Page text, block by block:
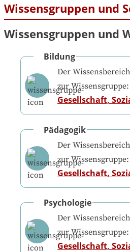
Wissensgruppen und
Wissensgruppen und
Bildung
Der
zur Wissensgruppe:
Gesellschaft,
Pädagogik
Der
zur Wissensgruppe:
Gesellschaft,
Psychologie
Der
zur Wissensgruppe:
Gesellschaft,